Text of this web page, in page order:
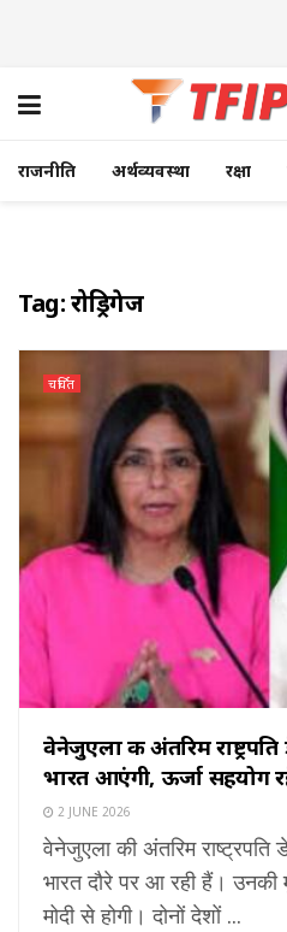
राजनीति अर्थव्यवस्था रक्षा
Tag:रोड्रिगेज
चर्चित
वेनेजुएला की अंतरिम
भारत आएंगी, ऊर्जा सहयोग
2 JUNE 2026
वेनेजुएला की अंतरिम राष्ट्रपति
भारत दौरे पर आ रही हैं। उनकी
मोदी से होगी। दोनों देशों ...